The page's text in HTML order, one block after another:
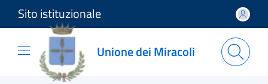
Salta e vai al contenuto
Salta e vai al footer
Sito istituzionale
Unione dei Miracoli